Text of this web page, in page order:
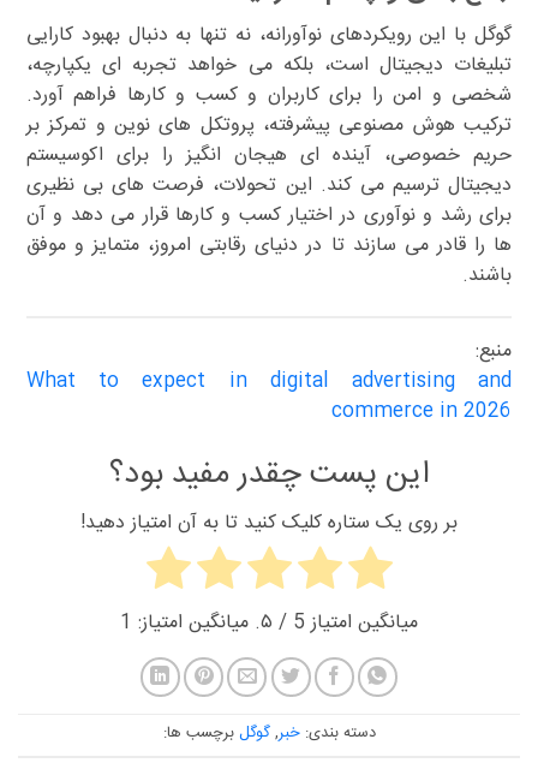
گوگل با این رویکردهای نوآورانه، نه تنها به دنبال بهبود کارایی
تبلیغات دیجیتال است، بلکه می خواهد تجربه ای یکپارچه،
شخصی و امن را برای کاربران و کسب و کارها فراهم آورد.
ترکیب هوش مصنوعی پیشرفته، پروتکل های نوین و تمرکز بر
حریم خصوصی، آینده ای هیجان انگیز را برای اکوسیستم
دیجیتال ترسیم می کند. این تحولات، فرصت های بی نظیری
برای رشد و نوآوری در اختیار کسب و کارها قرار می دهد و آن
ها را قادر می سازند تا در دنیای رقابتی امروز، متمایز و موفق
باشند.
منبع:
What to expect in digital advertising and
commerce in 2026
این پست چقدر مفید بود؟
بر روی یک ستاره کلیک کنید تا به آن امتیاز دهید!
میانگین امتیاز5 / ۵. میانگین امتیاز: 1
دسته بندی:خبر,گوگلبرچسب ها: